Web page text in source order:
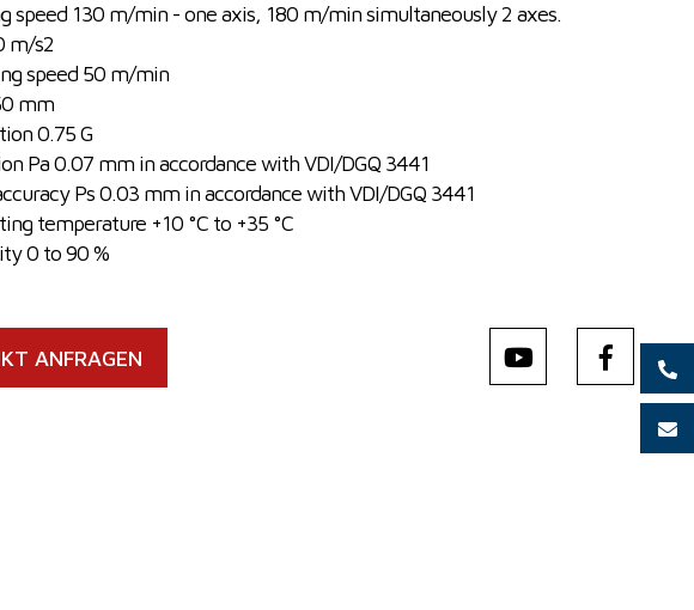
speed 130 m/min - one axis, 180 m/min simultaneously 2 axes.
m/s2
speed 50 m/min
mm
0.75 G
Pa 0.07 mm in accordance with VDI/DGQ 3441
Ps 0.03 mm in accordance with VDI/DGQ 3441
temperature +10 °C to +35 °C
0 to 90 %
ANFRAGEN